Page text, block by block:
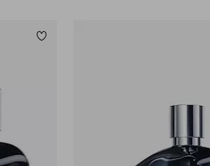
Lägg till i favoriter